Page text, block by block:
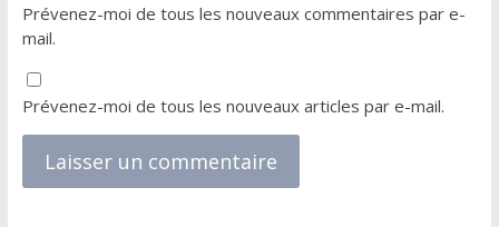
Prévenez-moi de tous les nouveaux commentaires par e-
mail.
Prévenez-moi de tous les nouveaux articles par e-mail.